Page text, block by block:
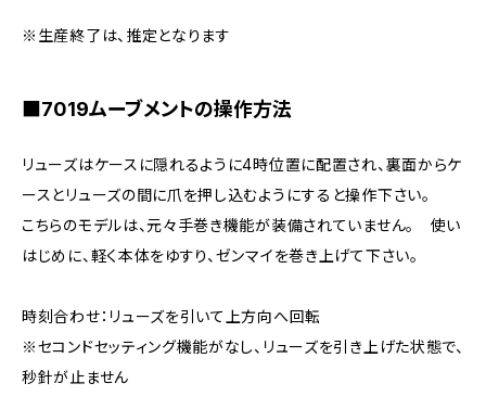
※生産終了は、推定となります
■7019ムーブメントの操作方法
リューズはケースに隠れるように4時位置に配置され、裏面からケ
ースとリューズの間に爪を押し込むようにすると操作下さい。
こちらのモデルは、元々手巻き機能が装備されていません。 使い
はじめに、軽く本体をゆすり、ゼンマイを巻き上げて下さい。
時刻合わせ：リューズを引いて上方向へ回転
※セコンドセッティング機能がなし、リューズを引き上げた状態で、
秒針が止ません